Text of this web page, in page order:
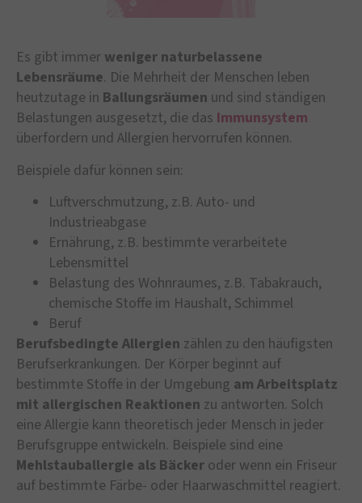
Es gibt immer weniger naturbelassene
Lebensräume. Die Mehrheit der Menschen leben
heutzutage in Ballungsräumen und sind ständigen
Belastungen ausgesetzt, die das Immunsystem
überfordern und Allergien hervorrufen können.
Beispiele dafür können sein:
Luftverschmutzung, z.B. Auto- und
Industrieabgase
Ernährung, z.B. bestimmte verarbeitete
Lebensmittel
Belastung des Wohnraumes, z.B. Tabakrauch,
chemische Stoffe im Haushalt, Schimmel
Beruf
Berufsbedingte Allergien zählen zu den häufigsten
Berufserkrankungen. Der Körper beginnt auf
bestimmte Stoffe in der Umgebung am Arbeitsplatz
mit allergischen Reaktionen zu antworten. Solch
eine Allergie kann theoretisch jeder Mensch in jeder
Berufsgruppe entwickeln. Beispiele sind eine
Mehlstauballergie als Bäcker oder wenn ein Friseur
auf bestimmte Färbe- oder Haarwaschmittel reagiert.